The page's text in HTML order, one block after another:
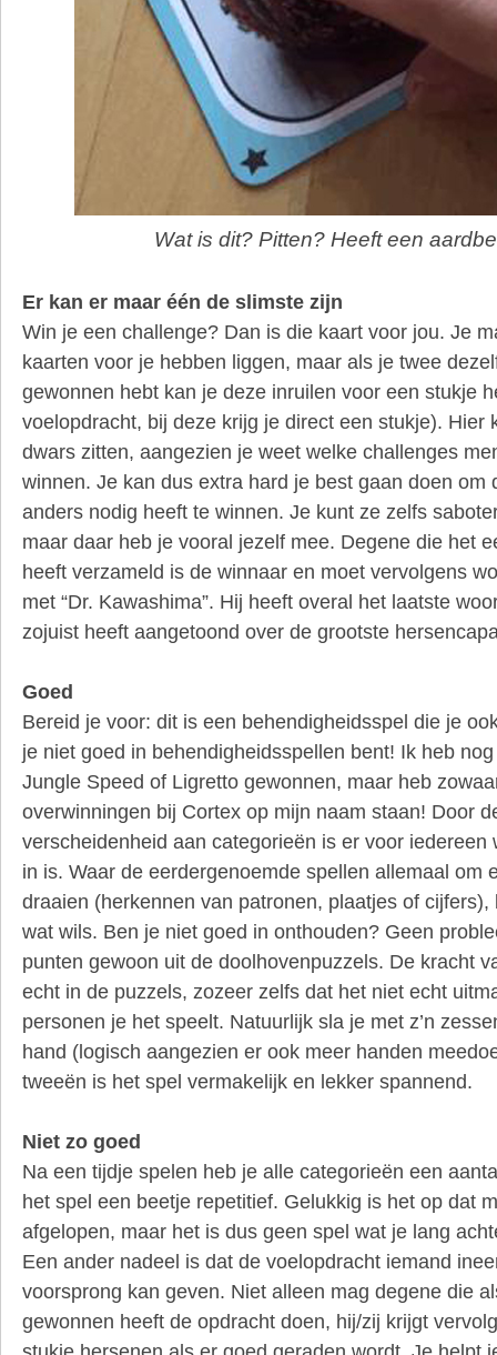
Wat is dit? Pitten? Heeft een
Er kan er maar één de slimste zijn
Win je een challenge? Dan is die kaart voor jou. Je
kaarten voor je hebben liggen, maar als je twee
gewonnen hebt kan je deze inruilen voor een stukje
voelopdracht, bij deze krijg je direct een stukje). Hier
dwars zitten, aangezien je weet welke challenges
winnen. Je kan dus extra hard je best gaan doen om
anders nodig heeft te winnen. Je kunt ze zelfs
maar daar heb je vooral jezelf mee. Degene die het
heeft verzameld is de winnaar en moet vervolgens
met “Dr. Kawashima”. Hij heeft overal het laatste
zojuist heeft aangetoond over de grootste
Goed
Bereid je voor: dit is een behendigheidsspel die je
je niet goed in behendigheidsspellen bent! Ik heb
Jungle Speed of Ligretto gewonnen, maar heb
overwinningen bij Cortex op mijn naam staan! Door
verscheidenheid aan categorieën is er voor iedereen
in is. Waar de eerdergenoemde spellen allemaal om
draaien (herkennen van patronen, plaatjes of
wat wils. Ben je niet goed in onthouden? Geen
punten gewoon uit de doolhovenpuzzels. De kracht
echt in de puzzels, zozeer zelfs dat het niet echt
personen je het speelt. Natuurlijk sla je met z’n
hand (logisch aangezien er ook meer handen
tweeën is het spel vermakelijk en lekker spannend.
Niet zo goed
Na een tijdje spelen heb je alle categorieën een
het spel een beetje repetitief. Gelukkig is het op dat
afgelopen, maar het is dus geen spel wat je lang
Een ander nadeel is dat de voelopdracht iemand
voorsprong kan geven. Niet alleen mag degene die
gewonnen heeft de opdracht doen, hij/zij krijgt